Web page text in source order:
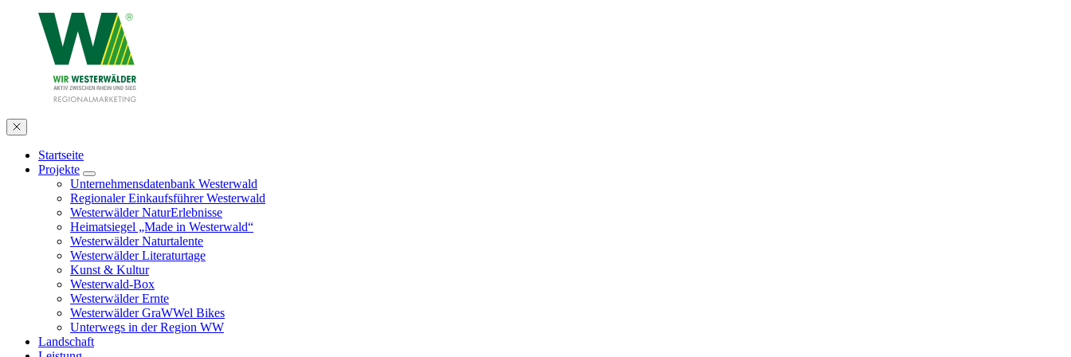
Startseite
Projekte
Unternehmensdatenbank Westerwald
Regionaler Einkaufsführer Westerwald
Westerwälder NaturErlebnisse
Heimatsiegel „Made in Westerwald“
Westerwälder Naturtalente
Westerwälder Literaturtage
Kunst & Kultur
Westerwald-Box
Westerwälder Ernte
Westerwälder GraWWel Bikes
Unterwegs in der Region WW
Landschaft